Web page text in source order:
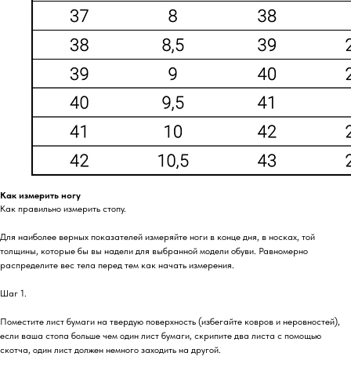
Как измерить ногу
Как правильно измерить стопу.
Для наиболее верных показателей измеряйте ноги в конце дня, в носках, той
толщины, которые бы вы надели для выбранной модели обуви. Равномерно
распределите вес тела перед тем как начать измерения.
Шаг 1.
Поместите лист бумаги на твердую поверхность (избегайте ковров и неровностей),
если ваша стопа больше чем один лист бумаги, скрипите два листа с помощью
скотча, один лист должен немного заходить на другой.